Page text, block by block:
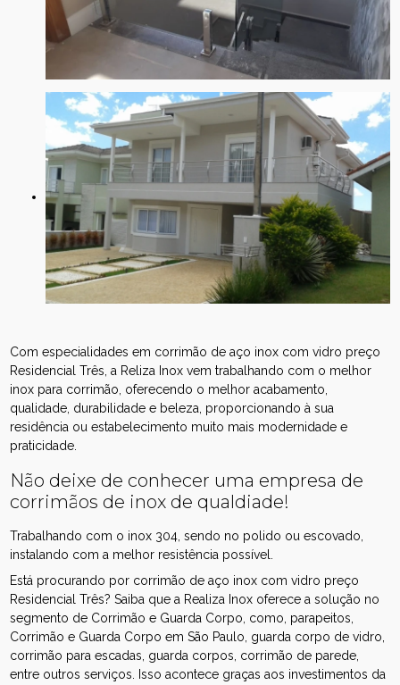
Com especialidades em corrimão de aço inox com vidro preço
Residencial Três, a Reliza Inox vem trabalhando com o melhor
inox para corrimão, oferecendo o melhor acabamento,
qualidade, durabilidade e beleza, proporcionando à sua
residência ou estabelecimento muito mais modernidade e
praticidade.
Não deixe de conhecer uma empresa de
corrimãos de inox de qualdiade!
Trabalhando com o inox 304, sendo no polido ou escovado,
instalando com a melhor resistência possível.
Está procurando por corrimão de aço inox com vidro preço
Residencial Três? Saiba que a Realiza Inox oferece a solução no
segmento de Corrimão e Guarda Corpo, como, parapeitos,
Corrimão e Guarda Corpo em São Paulo, guarda corpo de vidro,
corrimão para escadas, guarda corpos, corrimão de parede,
entre outros serviços. Isso acontece graças aos investimentos da